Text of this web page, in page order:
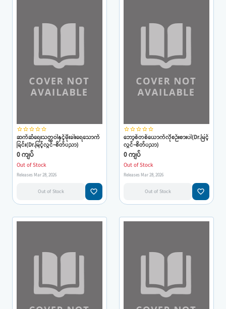
star_borderstar_borderstar_borderstar_borderstar_border
ဆက်ဆံရေးသတ္တဝါနှင့်မိုးခါးရေသောက်
ခြင်း(Dr.မြင့်လွင်-စိတ်ပညာ)
0 ကျပ်
Out of Stock
Releases Mar 28, 2026
Out of Stock favorite_border
star_borderstar_borderstar_borderstar_borderstar_border
ဘော့စ်တစ်ယောက်လိုစဉ်းစားပါ(Dr.မြင့်
လွင်-စိတ်ပညာ)
0 ကျပ်
Out of Stock
Releases Mar 28, 2026
Out of Stock favorite_border